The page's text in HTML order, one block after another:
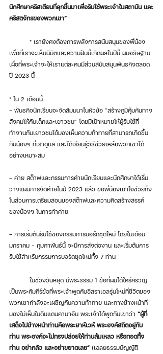
นักศึกษาคริสเตียนที่ลุกขึ้นมาเพื่อรับใช้พระเจ้าในสถาบัน และ
คริสตจักรของพวกเขา”
เพื่อที่เราจะเห็นนิมิตและความฝันนี้เกิดผลในปีนี้ ผมอธิษฐาน
เผื่อที่พระเจ้าจะให้เราแต่ละคนมีส่วนสนับสนุนพันธกิจตลอด
ปี 2023 นี้
* ใน 2 เดือนนี้...
- พันธกิจนักเรียนจะจัดสัมมนาในหัวข้อ “สร้างภูมิคุ้มกันทาง
สังคมให้กับเด็กและเยาวชน” โดยมีเป้าหมายให้ผู้รับใช้ที่
ทำงานกับเยาวชนได้มองเห็นความท้าทายที่สามารถเกิดขึ้น
กับน้องๆ ที่เราดูแล และได้เรียนรู้วิธีช่วยเหลือพวกเขาได้
อย่างเหมาะสม
- ค่าย สต๊าฟและกรรมการค่ายนักเรียนและนักศึกษาได้เริ่ม
วางแผนการจัดค่ายในปี 2023 แล้ว ขอพี่น้องเอาใจช่วยทั้ง
ในส่วนการเตรียมสอนของสต๊าฟและความคิดสร้างสรรค์
ของน้องๆ ในการทำค่าย
- การเริ่มต้นรับใช้ของกรรมการบอร์ดชุดใหม่ โดยในเดือน
มกราคม - กุมภาพันธ์นี้ จะมีการส่งต่องาน และเริ่มต้นการ
รับใช้สำหรับกรรมการบอร์ดชุดใหม่ทั้ง 7 ท่าน
เป็นพระคัมภีร์ข้อที่พระเจ้าพูดกับอิสราเอลรุ่นใหม่ที่ชีวิตของ
พวกเขากำลังจะเผชิญกับความท้าทาย และทางข้างหน้าที่
มองไม่เห็นในดินแดนคานาอัน พระเจ้าได้พูดกับเขาว่า “ผู้ที่
เสด็จไปข้างหน้าท่านคือพระยาห์เวห์ พระองค์สถิตอยู่กับ
ท่าน พระองค์จะไม่ทรงปล่อยให้ท่านล้มเหลว หรือทอดทิ้ง
ท่าน อย่ากลัว และอย่าขยาดเลย” (เฉลยธรรมบัญญัติ